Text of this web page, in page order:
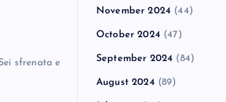
sfrenata e
November 2024 (44)
October 2024 (47)
September 2024 (84)
August 2024 (89)